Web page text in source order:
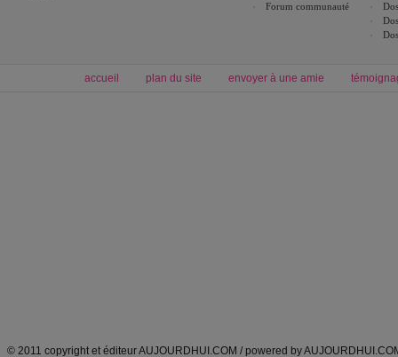
Forum communauté
accueil plan du site envoyer à une amie
© 2011 copyright et éditeur AUJOURDHUI.COM / powered by